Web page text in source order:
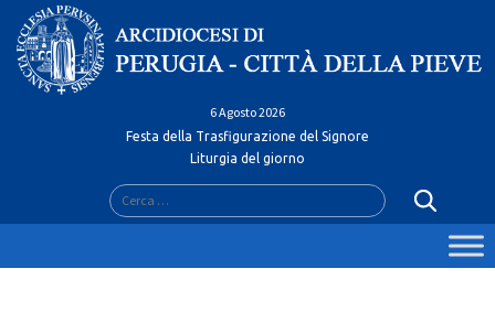
Skip
content
6 Agosto 2026
Festa della Trasfigurazione del Signore
Liturgia del giorno
Ricerca
per: